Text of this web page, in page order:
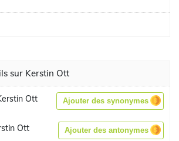
sur Kerstin Ott
Ott Ajouter des synonymes
Ott Ajouter des antonymes